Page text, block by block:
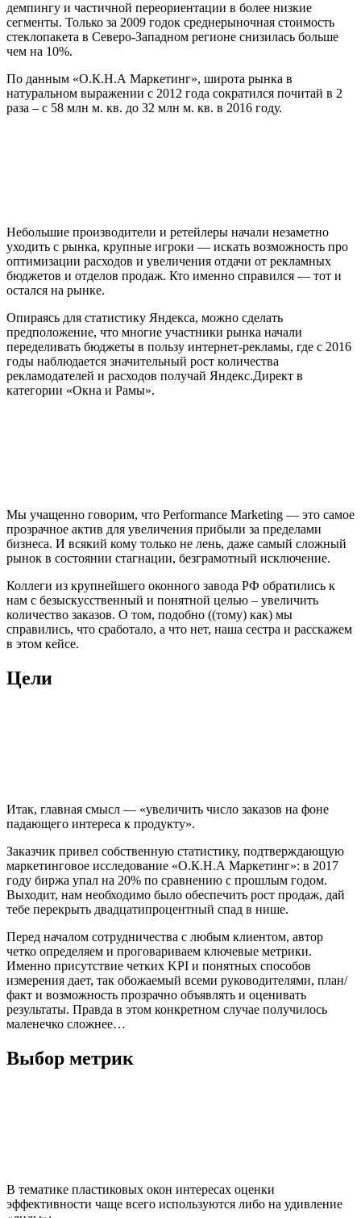
демпингу и частичной переориентации в более низкие
сегменты. Только за 2009 годок среднерыночная стоимость
стеклопакета в Северо-Западном регионе снизилась больше
чем на 10%.
По данным «О.К.Н.А Маркетинг», широта рынка в
натуральном выражении с 2012 года сократился почитай в 2
раза – с 58 млн м. кв. до 32 млн м. кв. в 2016 году.
Небольшие производители и ретейлеры начали незаметно
уходить с рынка, крупные игроки — искать возможность про
оптимизации расходов и увеличения отдачи от рекламных
бюджетов и отделов продаж. Кто именно справился — тот и
остался на рынке.
Опираясь для статистику Яндекса, можно сделать
предположение, что многие участники рынка начали
переделивать бюджеты в пользу интернет-рекламы, где с 2016
годы наблюдается значительный рост количества
рекламодателей и расходов получай Яндекс.Директ в
категории «Окна и Рамы».
Мы учащенно говорим, что Performance Marketing — это самое
прозрачное актив для увеличения прибыли за пределами
бизнеса. И всякий кому только не лень, даже самый сложный
рынок в состоянии стагнации, безграмотный исключение.
Коллеги из крупнейшего оконного завода РФ обратились к
нам с безыскусственный и понятной целью – увеличить
количество заказов. О том, подобно ((тому) как) мы
справились, что сработало, а что нет, наша сестра и расскажем
в этом кейсе.
Цели
Итак, главная смысл — «увеличить число заказов на фоне
падающего интереса к продукту».
Заказчик привел собственную статистику, подтверждающую
маркетинговое исследование «О.К.Н.А Маркетинг»: в 2017
году биржа упал на 20% по сравнению с прошлым годом.
Выходит, нам необходимо было обеспечить рост продаж, дай
тебе перекрыть двадцатипроцентный спад в нише.
Перед началом сотрудничества с любым клиентом, автор
четко определяем и проговариваем ключевые метрики.
Именно присутствие четких KPI и понятных способов
измерения дает, так обожаемый всеми руководителями, план/
факт и возможность прозрачно объявлять и оценивать
результаты. Правда в этом конкретном случае получилось
маленечко сложнее…
Выбор метрик
В тематике пластиковых окон интересах оценки
эффективности чаще всего используются либо на удивление